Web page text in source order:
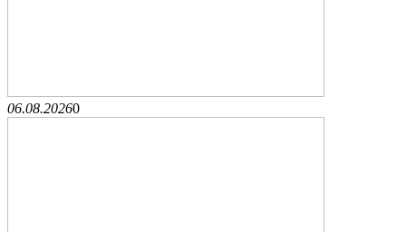
06.08.20260